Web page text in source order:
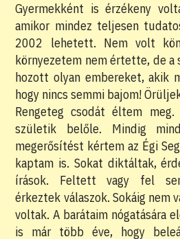
Gyermekként is érzékeny
amikor mindez teljesen
2002 lehetett. Nem volt
környezetem nem értette, de a
hozott olyan embereket, akik
hogy nincs semmi bajom!
Rengeteg csodát éltem
születik belőle. Mindig
megerősítést kértem az Égi
kaptam is. Sokat diktáltak,
írások. Feltett vagy fel
érkeztek válaszok. Sokáig nem
voltak. A barátaim nógatására
is már több éve, hogy